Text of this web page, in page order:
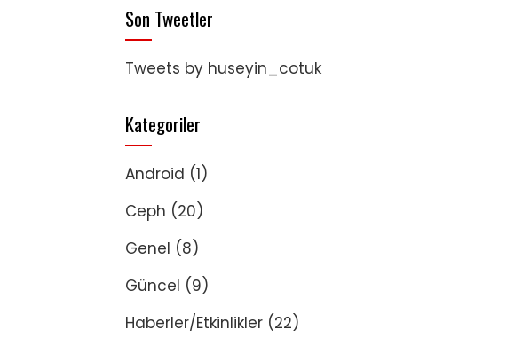
Son Tweetler
Tweets by huseyin_cotuk
Kategoriler
Android (1)
Ceph (20)
Genel (8)
Güncel (9)
Haberler/Etkinlikler (22)